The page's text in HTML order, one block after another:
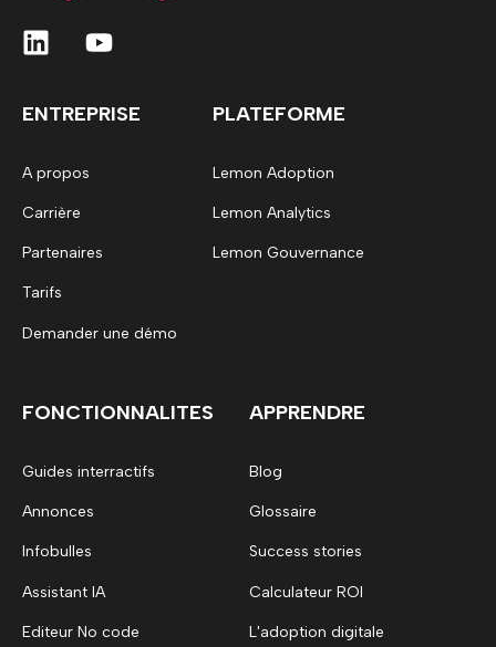
ENTREPRISE
A propos
Carrière
Partenaires
Tarifs
Demander une démo
PLATEFORME
Lemon Adoption
Lemon Analytics
Lemon Gouvernance
FONCTIONNALITES
Guides interractifs
Annonces
Infobulles
Assistant IA
Editeur No code
APPRENDRE
Blog
Glossaire
Success stories
Calculateur ROI
L'adoption digitale